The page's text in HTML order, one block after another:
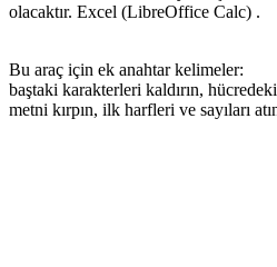
olacaktır. Excel (LibreOffice Calc) .
Bu araç için ek anahtar kelimeler:
baştaki karakterleri kaldırın,
metni kırpın, ilk harfleri ve sayıları